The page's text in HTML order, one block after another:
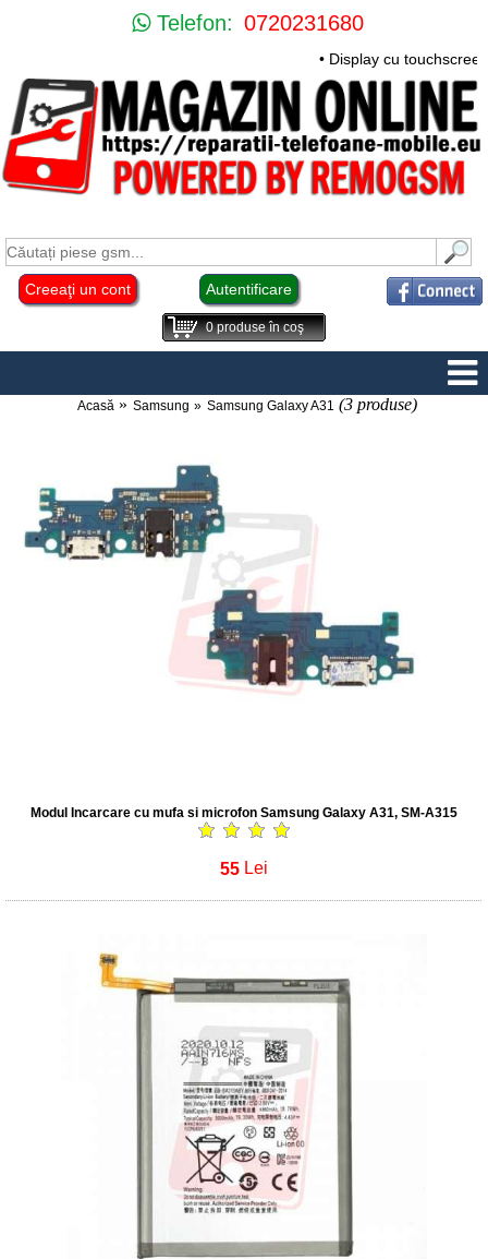
Telefon: 0720231680
• Display cu
Creeaţi un cont Autentificare
0produse în coş
Acasă Samsung Samsung Galaxy A31 (3 produse)
Modul Incarcare cu mufa si microfon Samsung Galaxy A31, SM-A315
55 Lei